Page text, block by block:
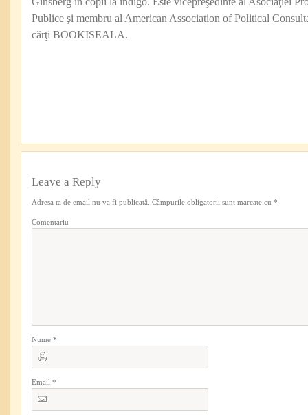
Publice şi membru al American Association of Political
cărţi BOOKISEALA.
Leave a Reply
Adresa ta de email nu va fi publicată. Câmpurile obligatorii sunt marcate cu *
Comentariu
Nume *
Email *